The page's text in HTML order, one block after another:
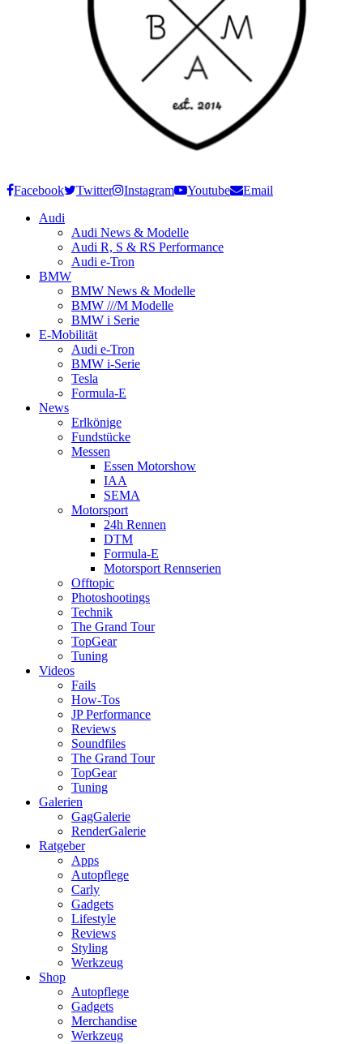
Facebook Twitter Instagram Youtube
Email
Audi
Audi News & Modelle
Audi R, S & RS Performance
Audi e-Tron
BMW
BMW News & Modelle
BMW ///M Modelle
BMW i Serie
E-Mobilität
Audi e-Tron
BMW i-Serie
Tesla
Formula-E
News
Erlkönige
Fundstücke
Messen
Essen Motorshow
IAA
SEMA
Motorsport
24h Rennen
DTM
Formula-E
Motorsport Rennserien
Offtopic
Photoshootings
Technik
The Grand Tour
TopGear
Tuning
Videos
Fails
How-Tos
JP Performance
Reviews
Soundfiles
The Grand Tour
TopGear
Tuning
Galerien
GagGalerie
RenderGalerie
Ratgeber
Apps
Autopflege
Carly
Gadgets
Lifestyle
Reviews
Styling
Werkzeug
Shop
Autopflege
Gadgets
Merchandise
Werkzeug